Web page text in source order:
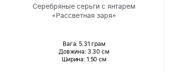
Серебряные серьги с янтарем
«Рассветная заря»
Вага: 5.31 грам
Довжина:3.30 см
Ширина: 1.50 см